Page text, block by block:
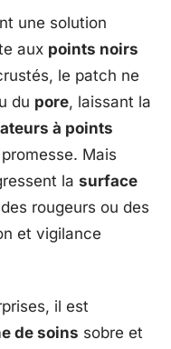
une solution
aux points noirs
le patch ne
du pore, laissant la
à points
Mais
la surface
rougeurs ou des
et vigilance
il est
de soins sobre et